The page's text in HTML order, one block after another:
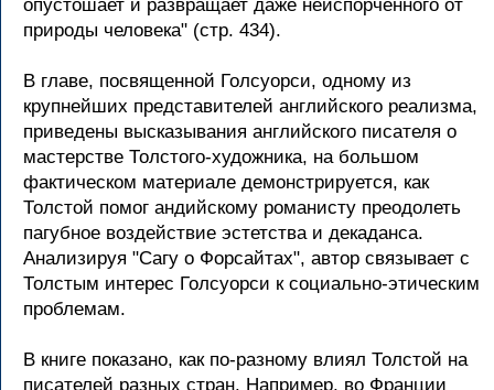
опустошает и развращает даже неиспорченного от
природы человека" (стр. 434).
В главе, посвященной Голсуорси, одному из
крупнейших представителей английского реализма,
приведены высказывания английского писателя о
мастерстве Толстого-художника, на большом
фактическом материале демонстрируется, как
Толстой помог андийскому романисту преодолеть
пагубное воздействие эстетства и декаданса.
Анализируя "Сагу о Форсайтах", автор связывает с
Толстым интерес Голсуорси к социально-этическим
проблемам.
В книге показано, как по-разному влиял Толстой на
писателей разных стран. Например, во Франции